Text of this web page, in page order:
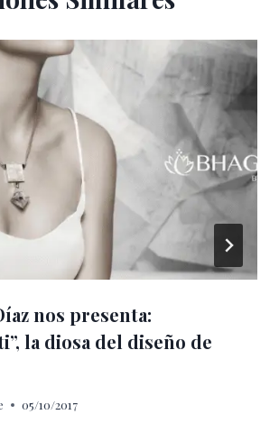
nos presenta:
la diosa del diseño de
05/10/2017